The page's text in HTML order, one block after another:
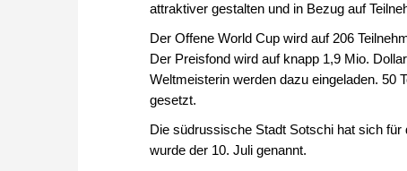
attraktiver gestalten und in Bezug auf
Der Offene World Cup wird auf 206
Der Preisfond wird auf knapp 1,9 Mio.
Weltmeisterin werden dazu eingeladen. 50
gesetzt.
Die südrussische Stadt Sotschi hat sich
wurde der 10. Juli genannt.